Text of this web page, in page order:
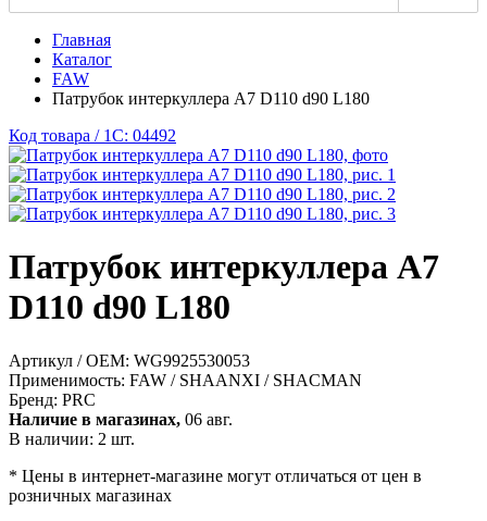
Главная
Каталог
FAW
Патрубок интеркуллера A7 D110 d90 L180
Код товара / 1C: 04492
Патрубок интеркуллера A7
D110 d90 L180
Артикул / OEM: WG9925530053
Применимость: FAW / SHAANXI / SHACMAN
Бренд: PRC
Наличие в магазинах, 06 авг.
В наличии: 2 шт.
* Цены в интернет-магазине могут отличаться от цен в
розничных магазинах